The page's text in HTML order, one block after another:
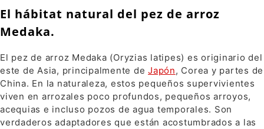
El hábitat natural del pez de arroz
Medaka.
El pez de arroz Medaka (Oryzias latipes) es originario del
este de Asia, principalmente de Japón, Corea y partes de
China. En la naturaleza, estos pequeños supervivientes
viven en arrozales poco profundos, pequeños arroyos,
acequias e incluso pozos de agua temporales. Son
verdaderos adaptadores que están acostumbrados a las